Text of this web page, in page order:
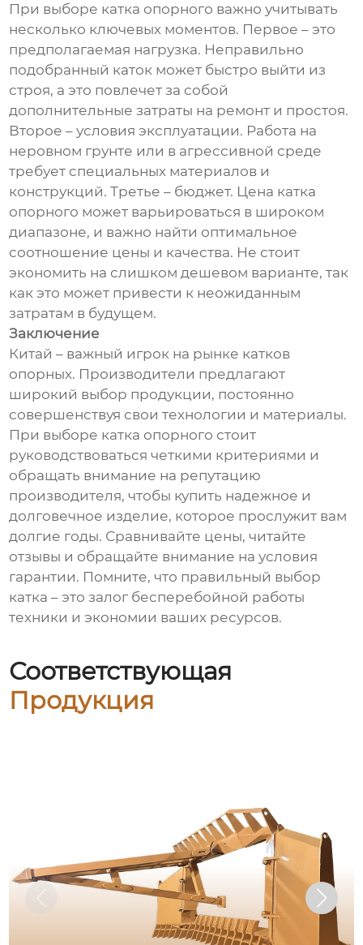
При выборе катка опорного важно учитывать
несколько ключевых моментов. Первое – это
предполагаемая нагрузка. Неправильно
подобранный каток может быстро выйти из
строя, а это повлечет за собой
дополнительные затраты на ремонт и простоя.
Второе – условия эксплуатации. Работа на
неровном грунте или в агрессивной среде
требует специальных материалов и
конструкций. Третье – бюджет. Цена катка
опорного может варьироваться в широком
диапазоне, и важно найти оптимальное
соотношение цены и качества. Не стоит
экономить на слишком дешевом варианте, так
как это может привести к неожиданным
затратам в будущем.
Заключение
Китай – важный игрок на рынке катков
опорных. Производители предлагают
широкий выбор продукции, постоянно
совершенствуя свои технологии и материалы.
При выборе катка опорного стоит
руководствоваться четкими критериями и
обращать внимание на репутацию
производителя, чтобы купить надежное и
долговечное изделие, которое прослужит вам
долгие годы. Сравнивайте цены, читайте
отзывы и обращайте внимание на условия
гарантии. Помните, что правильный выбор
катка – это залог бесперебойной работы
техники и экономии ваших ресурсов.
Соответствующая
Продукция